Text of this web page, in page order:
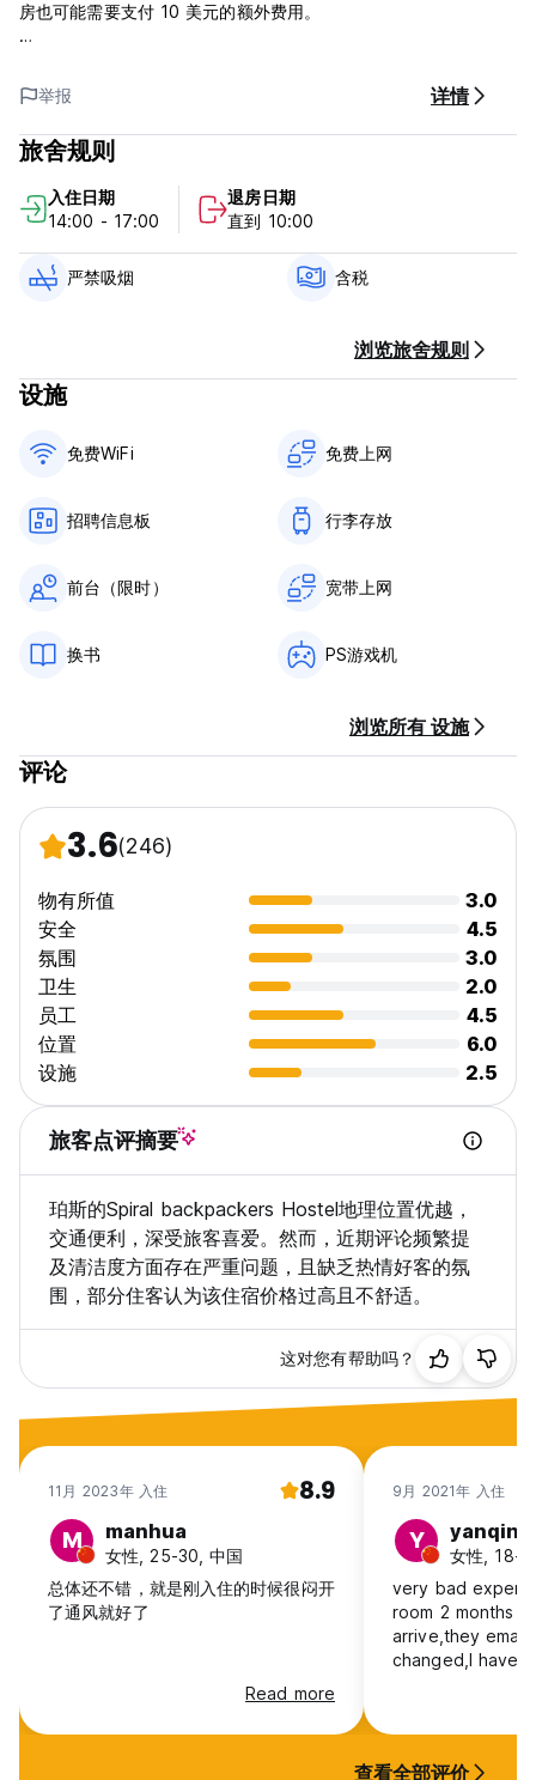
房也可能需要支付 10 美元的额外费用。
或吸电子烟。
该酒店实行 1 天取消政策。如果未能在此时间内取消预订，将收取
相当于您入住第一晚的取消费用，除非上文另有说明（请参阅“注意
请注意，使用 Visa 或 Mastercard 付款时需支付 1.9% 的费用。
(Auto-translated from original language)
举报 详情
旅舍规则
入住日期
14:00 - 17:00
退房日期
直到 10:00
严禁吸烟 含税
浏览旅舍规则
设施
免费WiFi 免费上网
招聘信息板 行李存放
前台（限时） 宽带上网
换书 PS游戏机
浏览所有 设施
评论
3.6(246)
物有所值
3.0
安全
4.5
氛围
3.0
卫生
2.0
员工
4.5
位置
6.0
设施
2.5
旅客点评摘要
珀斯的Spiral backpackers Hostel地理位置优越，
交通便利，深受旅客喜爱。然而，近期评论频繁提
及清洁度方面存在严重问题，且缺乏热情好客的氛
围，部分住客认为该住宿价格过高且不舒适。
这对您有帮助吗？
11月 2023年 入住 8.9
M manhua
女性, 25-30, 中国
总体还不错，就是刚入住的时候很闷开
了通风就好了
Read more
9月 2021年 入住
Y yanqin
女性, 18-
very bad
room 2 months
arrive,they
changed,l have
certainly very
查看全部评价